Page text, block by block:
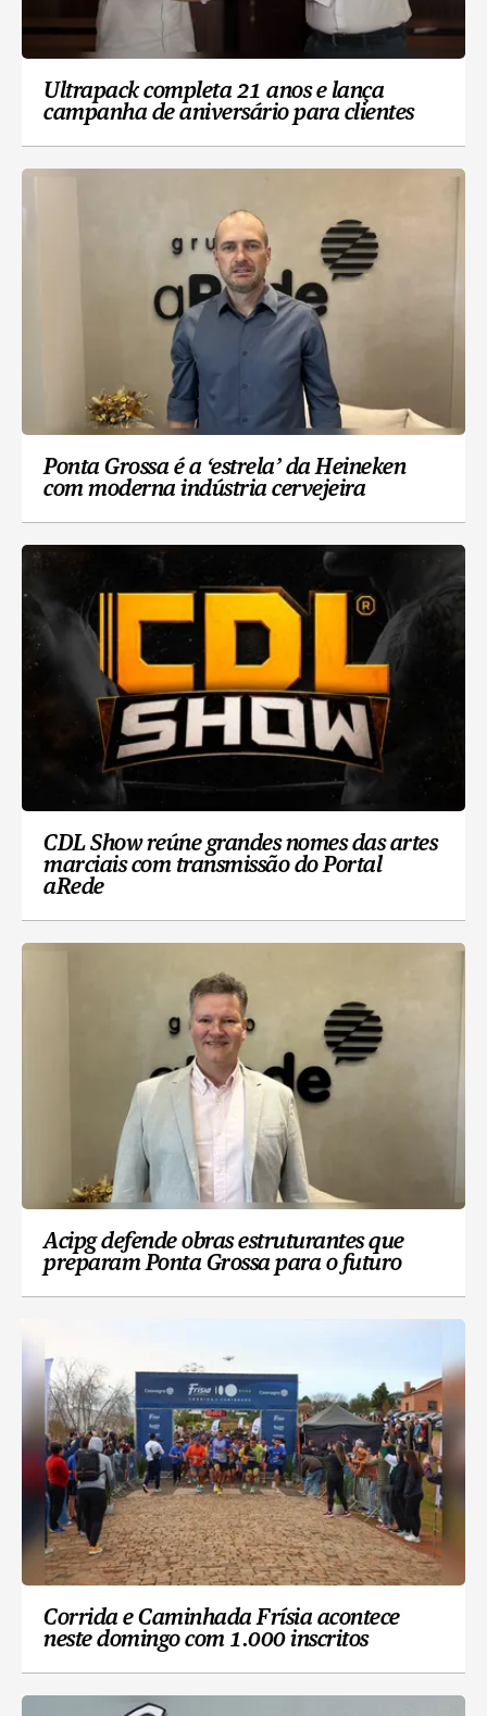
Ultrapack completa 21 anos e lança
campanha de aniversário para clientes
Ponta Grossa é a ‘estrela’ da Heineken
com moderna indústria cervejeira
CDL Show reúne grandes nomes das artes
marciais com transmissão do Portal
aRede
Acipg defende obras estruturantes que
preparam Ponta Grossa para o futuro
Corrida e Caminhada Frísia acontece
neste domingo com 1.000 inscritos